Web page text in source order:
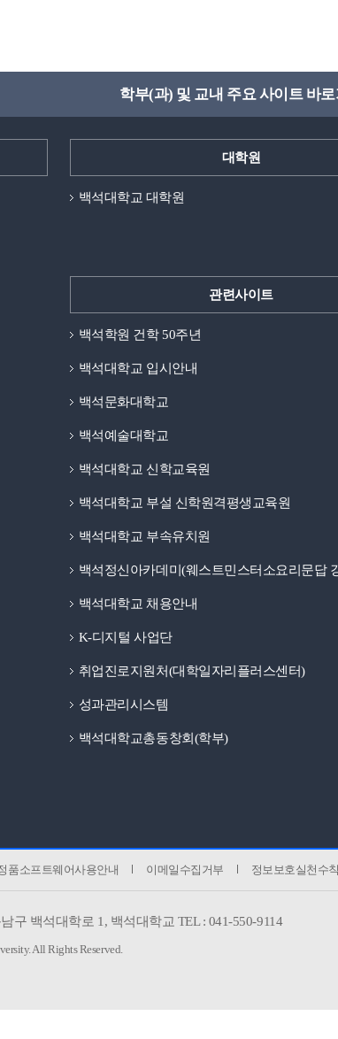
학부(과) 및 교내 주요 사이트 바로
대학원
백석대학교 대학원
관련사이트
백석학원 건학 50주년
백석대학교 입시안내
백석문화대학교
백석예술대학교
백석대학교 신학교육원
백석대학교 부설 신학원격평생교육원
백석대학교 부속유치원
백석정신아카데미(웨스트민스터소요리문답
백석대학교 채용안내
K-디지털 사업단
취업진로지원처(대학일자리플러스센터)
성과관리시스템
백석대학교총동창회(학부)
품소프트웨어사용안내 이메일수집거부 정보보호실천수칙
구 백석대학로 1, 백석대학교 TEL : 041-550-9114
All Rights Reserved.